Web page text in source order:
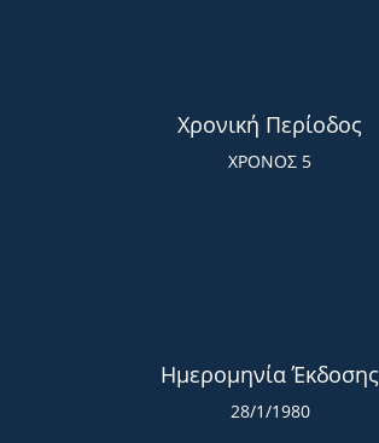
Χρονική Περίοδος
ΧΡΟΝΟΣ 5
Ημερομηνία Έκδοσης
28/1/1980